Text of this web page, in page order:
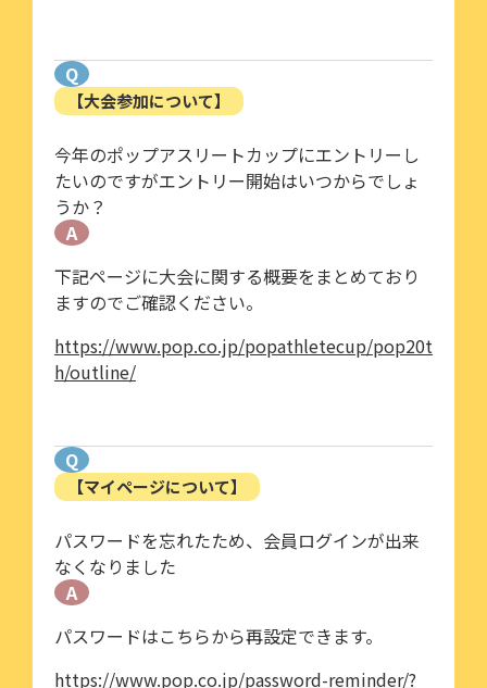
Q
【大会参加について】
今年のポップアスリートカップにエントリーし
たいのですがエントリー開始はいつからでしょ
うか？
A
下記ページに大会に関する概要をまとめており
ますのでご確認ください。
https://www.pop.co.jp/popathletecup/pop20t
h/outline/
Q
【マイページについて】
パスワードを忘れたため、会員ログインが出来
なくなりました
A
パスワードはこちらから再設定できます。
https://www.pop.co.jp/password-reminder/?